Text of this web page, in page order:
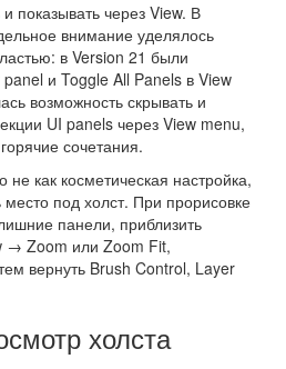
показывать через View. В
внимание уделялось
в Version 21 были
и Toggle All Panels в View
возможность скрывать и
UI panels через View menu,
сочетания.
как косметическая настройка,
место под холст. При прорисовке
панели, приблизить
→ Zoom или Zoom Fit,
вернуть Brush Control, Layer
холста